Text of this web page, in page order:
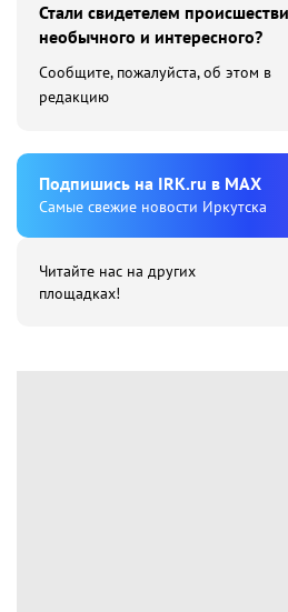
Стали свидетелем
необычного и интересного?
Сообщите, пожалуйста, об этом в
редакцию
Подпишиcь на IRK.ru в MAX
Cамые свежие новости Иркутска
Читайте нас на других
площадках!